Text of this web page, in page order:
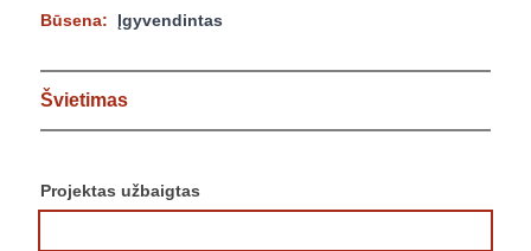
Būsena: Įgyvendintas
Švietimas
Projektas užbaigtas